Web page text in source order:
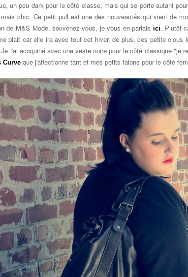
un peu dark pour le côté classe, mais qui se porte autant
chic. Ce petit pull est une des nouveautés qui vient de
de M&S Mode, souvenez-vous, je vous en parlaisici. Plutôt
plait car elle ira avec tout cet hiver, de plus, ces petite clous
l'ai acoquiné avec une veste noire pour le côté classique "je
Curve que j'affectionne tant et mes petits talons pour le côté